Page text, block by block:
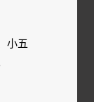
小五